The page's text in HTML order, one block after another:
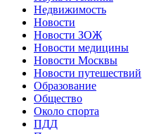
Недвижимость
Новости
Новости ЗОЖ
Новости медицины
Новости Москвы
Новости путешествий
Образование
Общество
Около спорта
ПДД